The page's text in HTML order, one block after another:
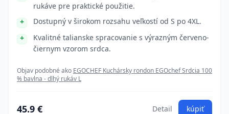
rukáve pre praktické použitie.
Dostupný v širokom rozsahu veľkostí od S po 4XL.
Kvalitné talianske spracovanie s výrazným červeno-
čiernym vzorom srdca.
Objav podobné ako EGOCHEF Kuchársky rondon EGOchef Srdcia 100
% bavlna - dlhý rukáv L
45.9 € Detail kúpiť